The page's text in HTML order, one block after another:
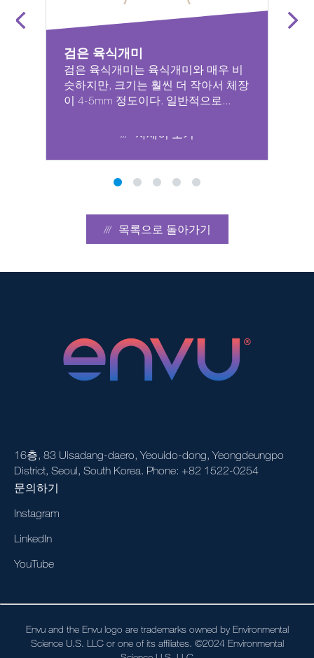
검은 육식개미
검은 육식개미는 육식개미와 매우 비
슷하지만, 크기는 훨씬 더 작아서 체장
이 4-5mm 정도이다. 일반적으로...
자세히 보기
목록으로 돌아가기
16층, 83 Uisadang-daero, Yeouido-dong, Yeongdeungpo
District, Seoul, South Korea. Phone: +82 1522-0254
문의하기
Instagram
LinkedIn
YouTube
Envu and the Envu logo are trademarks owned by Environmental
Science U.S. LLC or one of its affiliates. ©2024 Environmental